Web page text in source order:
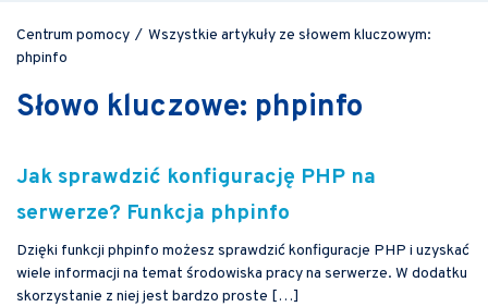
Centrum pomocy / Wszystkie artykuły ze słowem kluczowym:
phpinfo
Słowo kluczowe: phpinfo
Jak sprawdzić konfigurację PHP na
serwerze? Funkcja phpinfo
Dzięki funkcji phpinfo możesz sprawdzić konfiguracje PHP i uzyskać
wiele informacji na temat środowiska pracy na serwerze. W dodatku
skorzystanie z niej jest bardzo proste […]